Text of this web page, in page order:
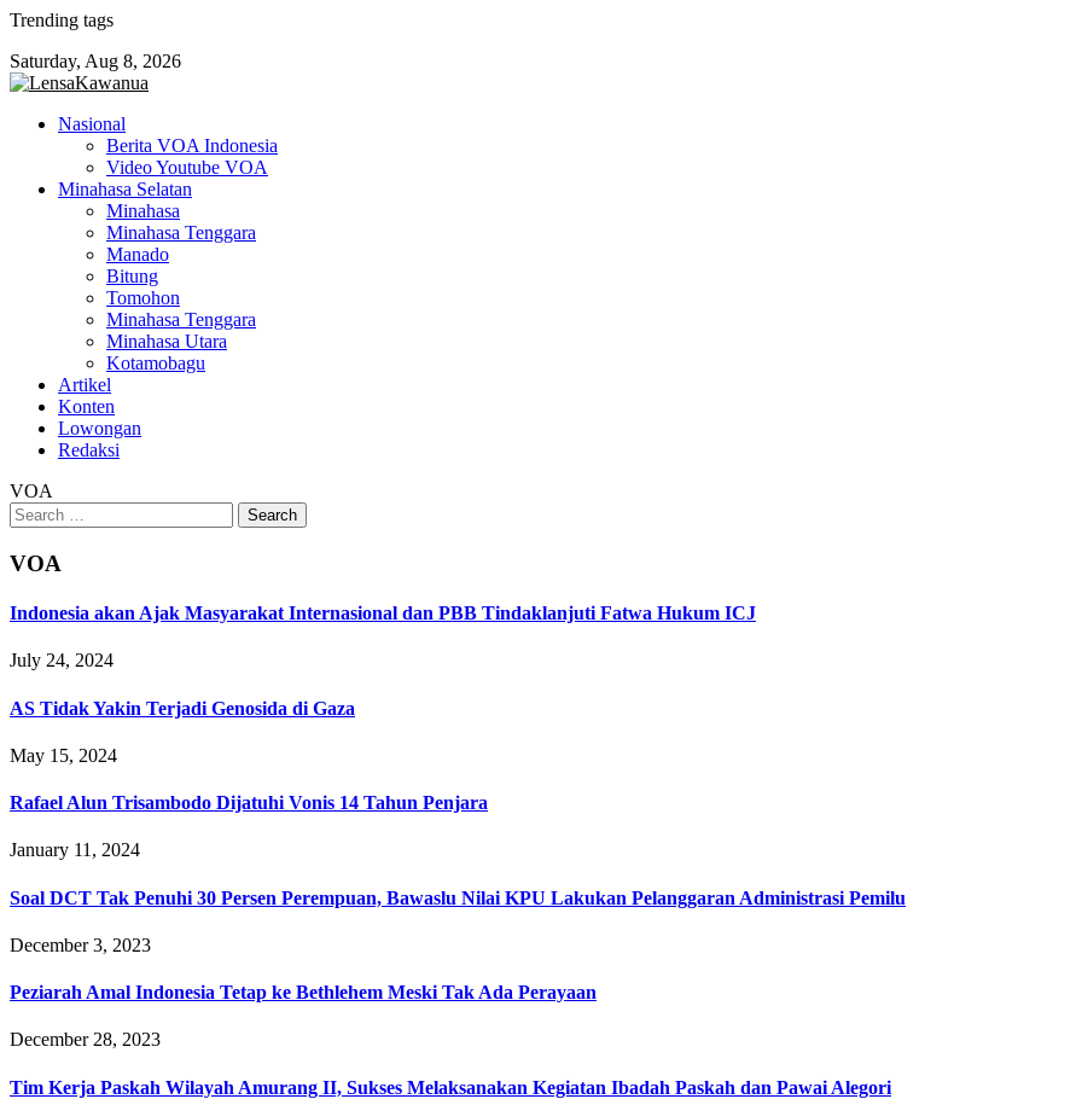
Skip
content
Trending tags
Saturday, Aug 8, 2026
Nasional
Berita VOA Indonesia
Video Youtube VOA
Minahasa Selatan
Minahasa
Minahasa Tenggara
Manado
Bitung
Tomohon
Minahasa Tenggara
Minahasa Utara
Kotamobagu
Artikel
Konten
Lowongan
Redaksi
VOA
Search
for:
VOA
Indonesia akan Ajak Masyarakat Internasional dan PBB Tindaklanjuti Fatwa Hukum ICJ
July 24, 2024
AS Tidak Yakin Terjadi Genosida di Gaza
May 15, 2024
Rafael Alun Trisambodo Dijatuhi Vonis 14 Tahun Penjara
January 11, 2024
Soal DCT Tak Penuhi 30 Persen Perempuan, Bawaslu Nilai KPU Lakukan Pelanggaran Administrasi Pemilu
December 3, 2023
Peziarah Amal Indonesia Tetap ke Bethlehem Meski Tak Ada Perayaan
December 28, 2023
Tim Kerja Paskah Wilayah Amurang II, Sukses Melaksanakan Kegiatan Ibadah Paskah dan Pawai Alegori